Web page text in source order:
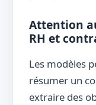
Attention
RH et
Les modèles
résumer un
extraire des